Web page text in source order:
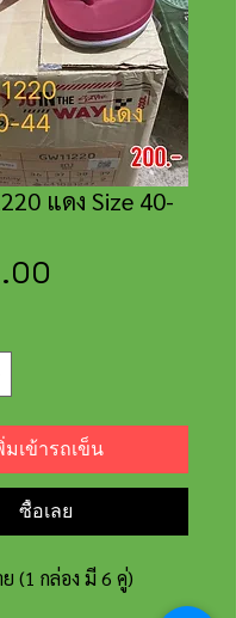
แดง Size 40-
มเข้ารถเข็น
ซื้อเลย
(1 กล่อง มี 6 คู่)